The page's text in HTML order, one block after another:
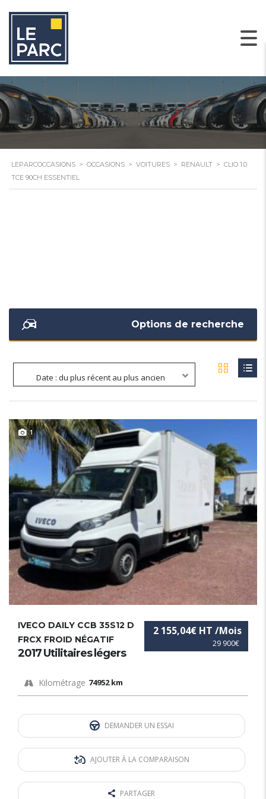
LEPARCOCCASIONS > OCCASIONS > VOITURES > RENAULT > CLIO 1.0
TCE 90CH ESSENTIEL
Options de recherche
Date : du plus récent au plus ancien
1
29 900€
2 155,04€ HT /Mois
IVECO DAILY CCB 35S12 D
FRCX FROID NÉGATIF
2017 Utilitaires légers
Kilométrage 74952 km
DEMANDER UN ESSAI
AJOUTER À LA COMPARAISON
PARTAGER